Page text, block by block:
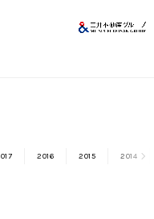
2016 2015 2014